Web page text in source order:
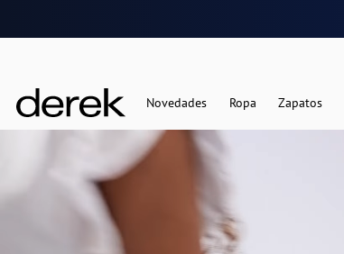
Novedades Ropa Zapatos